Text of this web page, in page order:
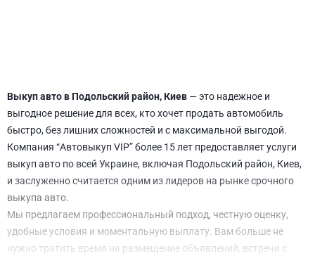
Выкуп авто в Подольский район, Киев — это надежное и
выгодное решение для всех, кто хочет продать автомобиль
быстро, без лишних сложностей и с максимальной выгодой.
Компания “Автовыкуп VIP” более 15 лет предоставляет услуги
выкуп авто по всей Украине, включая Подольский район, Киев,
и заслуженно считается одним из лидеров на рынке срочного
выкупа авто.
Мы предлагаем профессиональный подход, честную оценку,
удобные условия и моментальную выплату. Вам больше не
нужно тратить время на размещение объявлений, встречи с